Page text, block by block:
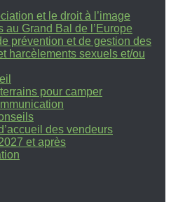
et le droit à l’image
au Grand Bal de l’Europe
prévention et de gestion des
harcèlements sexuels et/ou
pour camper
des vendeurs
et après